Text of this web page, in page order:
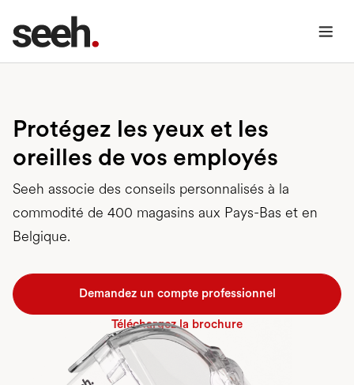
Protégez les yeux et les
oreilles de vos employés
Seeh associe des conseils personnalisés à la
commodité de 400 magasins aux Pays-Bas et en
Belgique.
Demandez un compte professionnel
Téléchargez la brochure